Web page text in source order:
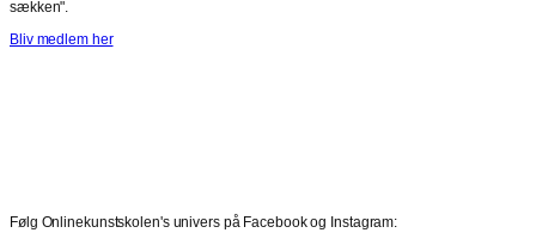
sækken".
Bliv medlem her
Følg Onlinekunstskolen's univers på Facebook og Instagram: